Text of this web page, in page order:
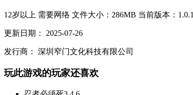
12岁以上 需要网络 文件大小：286MB 当前版本：1.0.1
更新日期： 2025-07-26
发行商： 深圳窄门文化科技有限公司
玩此游戏的玩家还喜欢